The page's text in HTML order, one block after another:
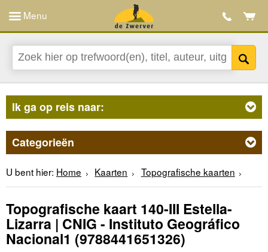
Menu
Ik ga op reis naar:
Categorieën
U bent hier: Home Kaarten Topografische kaarten
Topografische kaart 140-III Estella-
Lizarra | CNIG - Instituto Geográfico
Nacional1 (9788441651326)